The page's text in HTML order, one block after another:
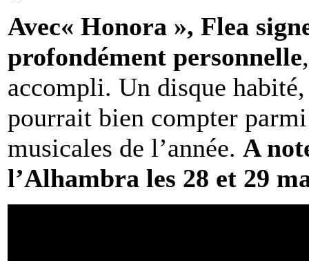
Avec« Honora », Flea
profondément personnelle
accompli. Un disque
pourrait bien compter
musicales de l’année. A
l’Alhambra les 28 et 29